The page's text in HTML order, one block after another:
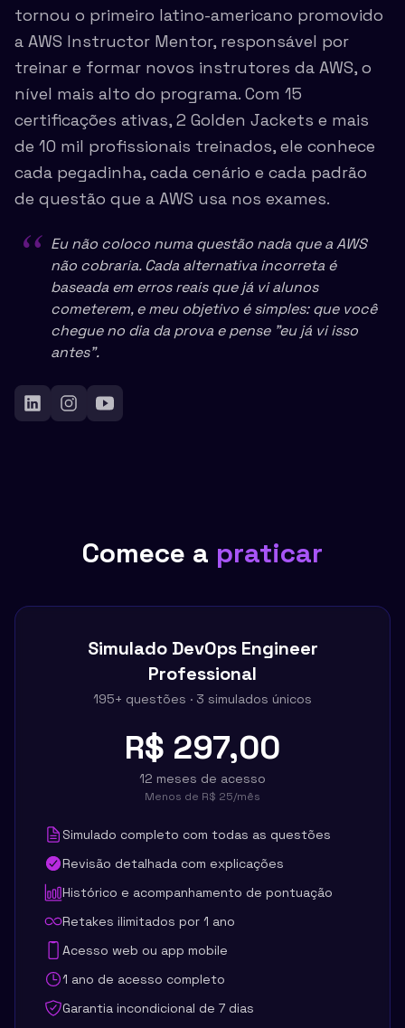
tornou o primeiro latino-americano promovido
a AWS Instructor Mentor, responsável por
treinar e formar novos instrutores da AWS, o
nível mais alto do programa. Com 15
certificações ativas, 2 Golden Jackets e mais
de 10 mil profissionais treinados, ele conhece
cada pegadinha, cada cenário e cada padrão
de questão que a AWS usa nos exames.
“ Eu não coloco numa questão nada que a AWS
não cobraria. Cada alternativa incorreta é
baseada em erros reais que já vi alunos
cometerem, e meu objetivo é simples: que você
chegue no dia da prova e pense "eu já vi isso
antes".
Comece a praticar
Simulado DevOps Engineer
Professional
195+ questões · 3 simulados únicos
R$ 297,00
12 meses de acesso
Menos de R$ 25/mês
Simulado completo com todas as questões
Revisão detalhada com explicações
Histórico e acompanhamento de pontuação
Retakes ilimitados por 1 ano
Acesso web ou app mobile
1 ano de acesso completo
Garantia incondicional de 7 dias